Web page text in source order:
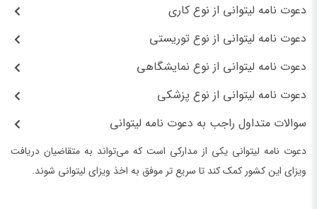
دعوت نامه لیتوانی از نوع کاری
دعوت نامه لیتوانی از نوع توریستی
دعوت نامه لیتوانی از نوع نمایشگاهی
دعوت نامه لیتوانی از نوع پزشکی
سوالات متداول راجب به دعوت نامه لیتوانی
دعوت نامه لیتوانی یکی از مدارکی است که می‌تواند به متقاضیان دریافت
ویزای این کشور کمک کند تا سریع تر موفق به اخذ ویزای لیتوانی شوند.